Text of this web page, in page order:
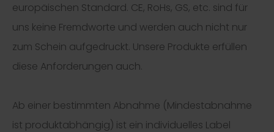
europäischen Standard. CE, RoHs, GS, etc. sind für
uns keine Fremdworte und werden auch nicht nur
zum Schein aufgedruckt. Unsere Produkte erfüllen
diese Anforderungen auch.
Ab einer bestimmten Abnahme (Mindestabnahme
ist produktabhängig) ist ein individuelles Label